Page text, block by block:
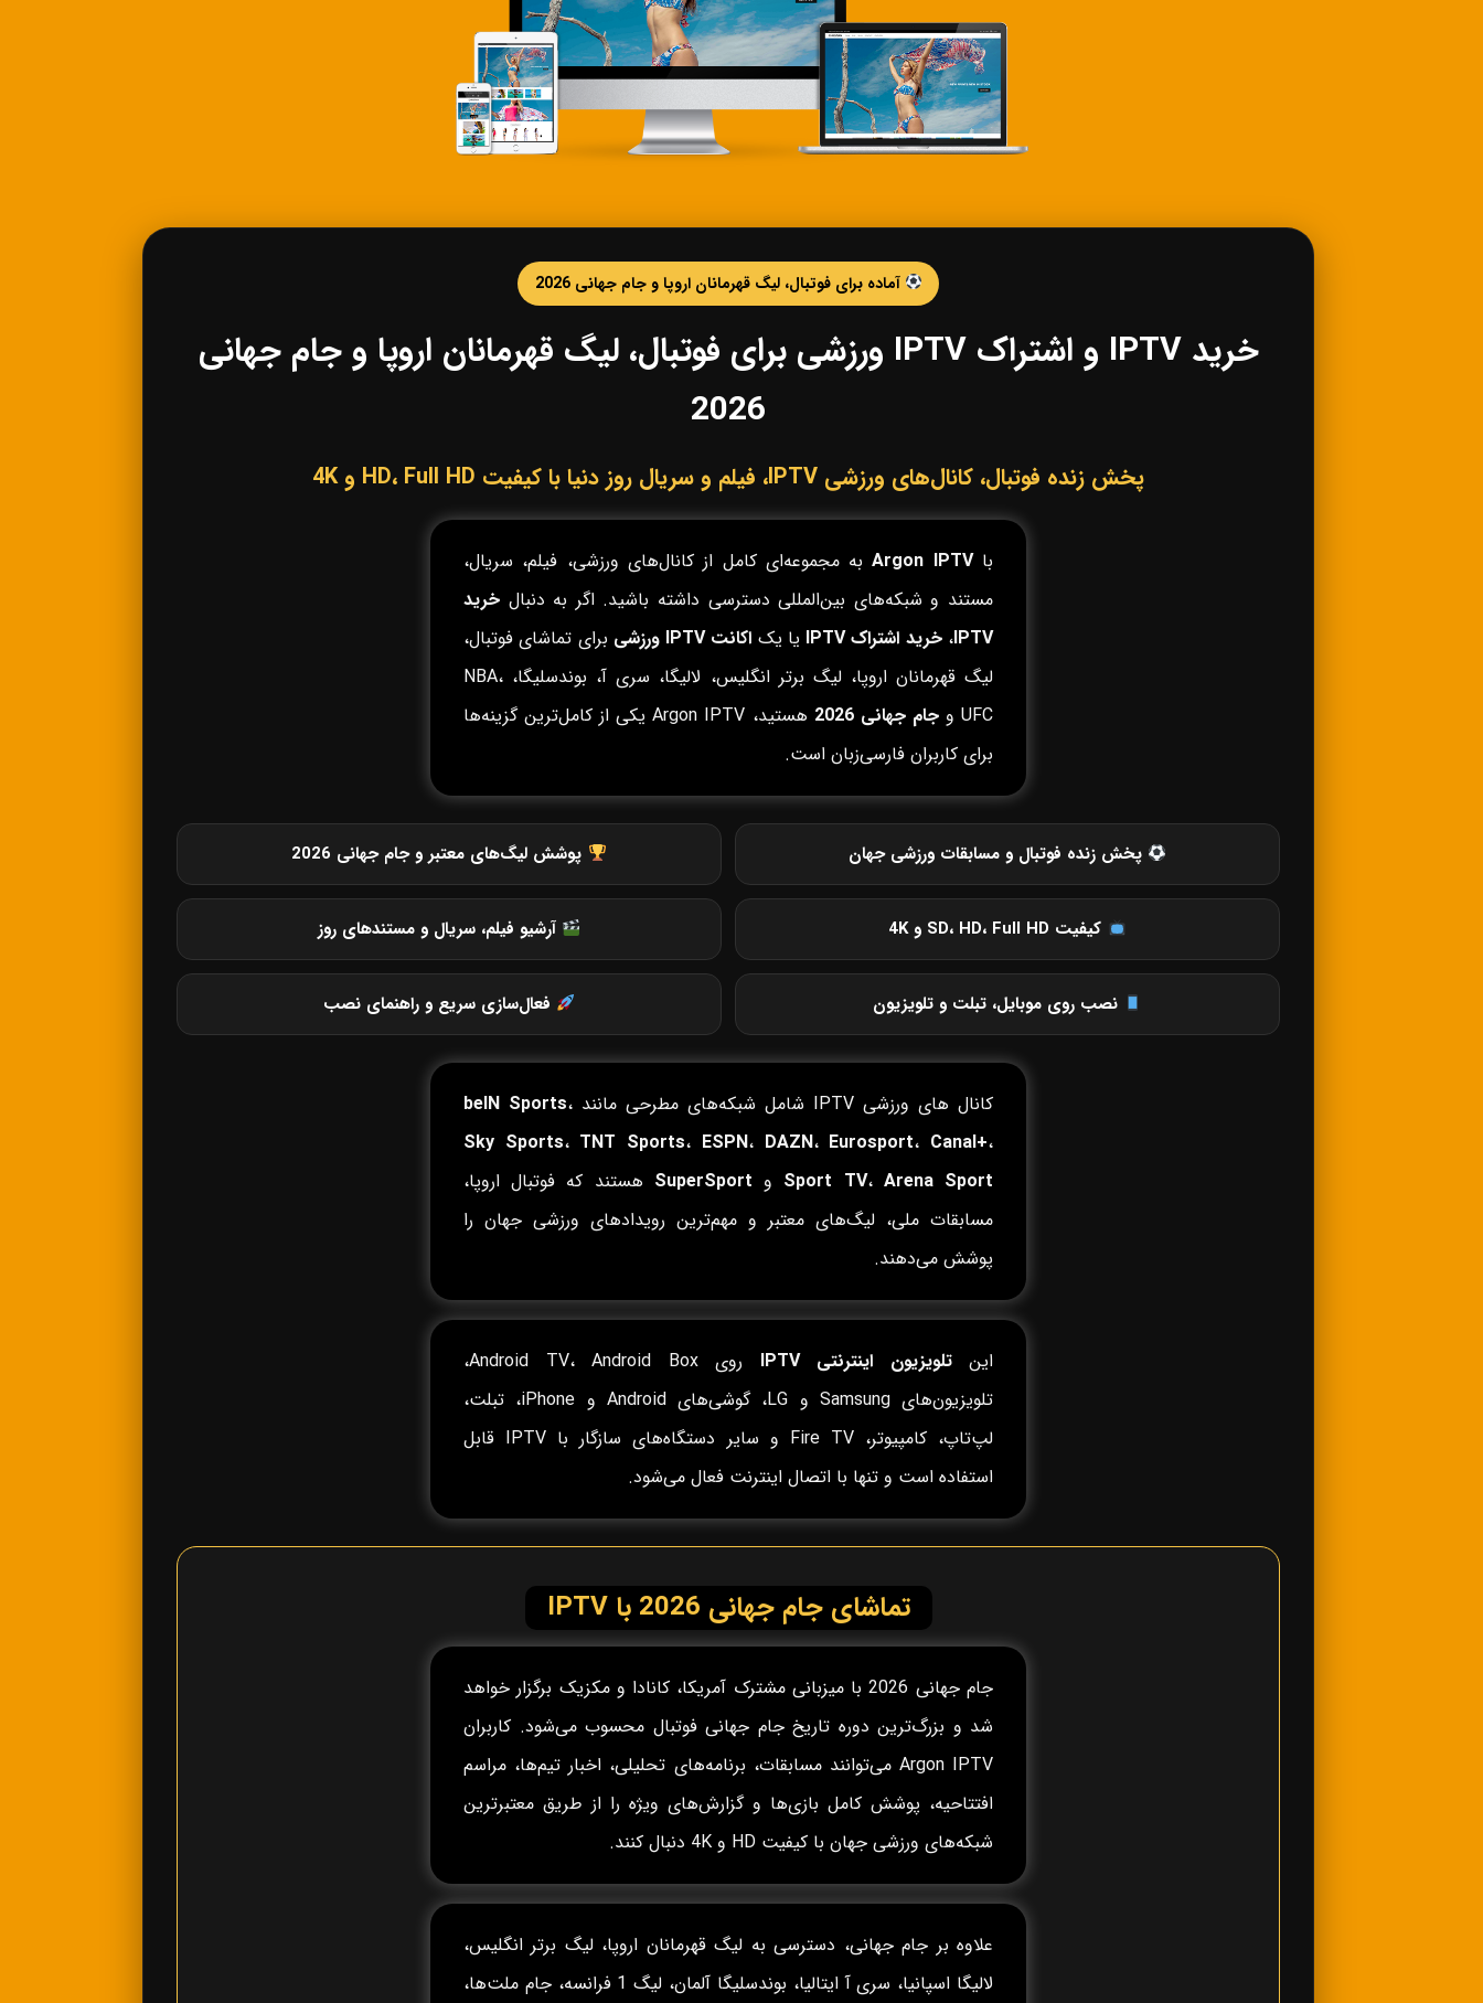
آماده برای فوتبال، لیگ قهرمانان اروپا و جام جهانی 2026
خرید IPTV و اشتراک IPTV ورزشی برای فوتبال، لیگ قهرمانان اروپا و جام جهانی
2026
پخش زنده فوتبال، کانال‌های ورزشی IPTV، فیلم و سریال روز دنیا با کیفیت HD، Full HD و 4K
باArgon IPTVبه مجموعه‌ای کامل از کانال‌های ورزشی، فیلم، سریال،
مستند و شبکه‌های بین‌المللی دسترسی داشته باشید. اگر به دنبال خرید
IPTV،خرید اشتراک IPTV یا یک اکانت IPTV ورزشی
برای تماشای فوتبال،
لیگ قهرمانان اروپا، لیگ برتر انگلیس، لالیگا، سری آ، بوندسلیگا، NBA،
UFC و
جام جهانی 2026
هستید، Argon IPTV یکی از کامل‌ترین گزینه‌ها
برای کاربران فارسی‌زبان است.
پخش زنده فوتبال و مسابقات ورزشی جهان پوشش لیگ‌های معتبر و جام جهانی 2026
کیفیت SD، HD، Full HD و 4K آرشیو فیلم، سریال و مستندهای روز
نصب روی موبایل، تبلت و تلویزیون فعال‌سازی سریع و راهنمای نصب
کانال های ورزشی IPTV شامل شبکه‌های مطرحی مانند beIN Sports،
Sky Sports، TNT Sports، ESPN، DAZN، Eurosport، Canal+،
Sport TV، Arena Sport و SuperSport هستند که فوتبال اروپا،
مسابقات ملی، لیگ‌های معتبر و مهم‌ترین رویدادهای ورزشی جهان را
پوشش می‌دهند.
اینتلویزیون اینترنتی IPTV
روی Android TV، Android Box،
تلویزیون‌های Samsung و LG، گوشی‌های Android و iPhone، تبلت،
لپ‌تاپ، کامپیوتر، Fire TV و سایر دستگاه‌های سازگار با IPTV قابل
استفاده است و تنها با اتصال اینترنت فعال می‌شود.
تماشای جام جهانی 2026 با IPTV
جام جهانی 2026 با میزبانی مشترک آمریکا، کانادا و مکزیک برگزار خواهد
شد و بزرگ‌ترین دوره تاریخ جام جهانی فوتبال محسوب می‌شود. کاربران
Argon IPTV می‌توانند مسابقات، برنامه‌های تحلیلی، اخبار تیم‌ها، مراسم
افتتاحیه، پوشش کامل بازی‌ها و گزارش‌های ویژه را از طریق معتبرترین
شبکه‌های ورزشی جهان با کیفیت HD و 4K دنبال کنند.
علاوه بر جام جهانی، دسترسی به لیگ قهرمانان اروپا، لیگ برتر انگلیس،
لالیگا اسپانیا، سری آ ایتالیا، بوندسلیگا آلمان، لیگ 1 فرانسه، جام ملت‌ها،